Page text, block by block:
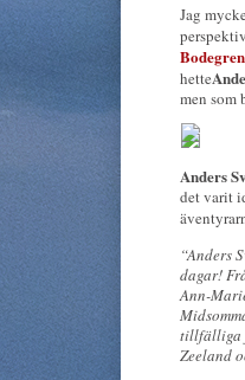
Jag
Bodegren
hette
men som
Anders
det varit
“Anders
dagar!
Ann-
tillfälliga
Zeeland